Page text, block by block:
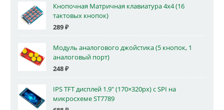
Кнопочная Матричная клавиатура 4x4 (16
тактовых кнопок)
289₽
Модуль аналогового джойстика (5 кнопок, 1
аналоговый порт)
248₽
IPS TFT дисплей 1.9" (170×320px) с SPI на
микросхеме ST7789